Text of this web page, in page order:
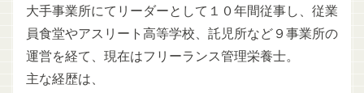
大手事業所にてリーダーとして１０年間従事し、従業
員食堂やアスリート高等学校、託児所など９事業所の
運営を経て、現在はフリーランス管理栄養士。
主な経歴は、